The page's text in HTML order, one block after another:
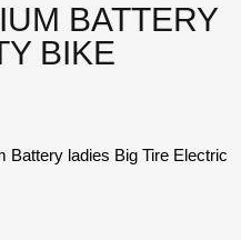
BATTERY
BIKE
Battery ladies Big Tire Electric